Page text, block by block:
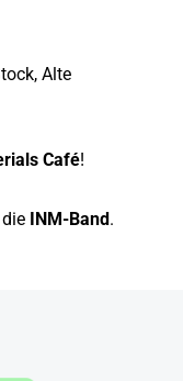
Alte
Café!
INM-Band.